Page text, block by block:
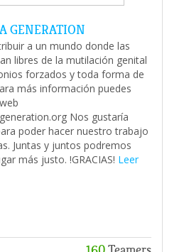
GENERATION
a un mundo donde las
libres de la mutilación genital
forzados y toda forma de
más información puedes
Nos gustaría
poder hacer nuestro trabajo
Juntas y juntos podremos
más justo. !GRACIAS! Leer